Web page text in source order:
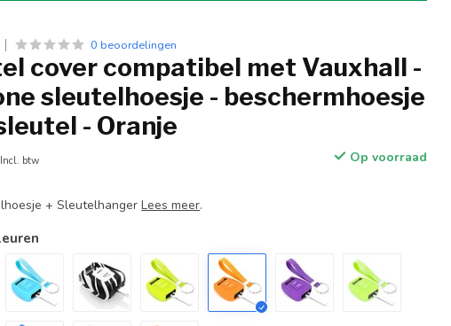
0 beoordelingen
cover compatibel met Vauxhall -
sleutelhoesje - beschermhoesje
- Oranje
Incl. btw Op voorraad
+ SleutelhangerLees meer.